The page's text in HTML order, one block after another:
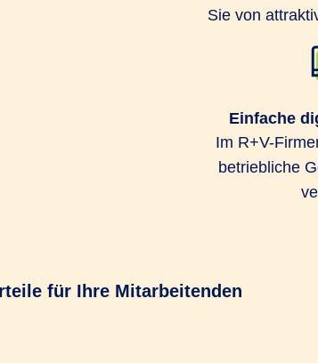
beantworten.
die
ganz
sind auch bereits laufende
Versicherungsschutz
Das R+V-
Sie von
Einfache
Im R+V-
betriebliche
für Ihre Mitarbeitenden